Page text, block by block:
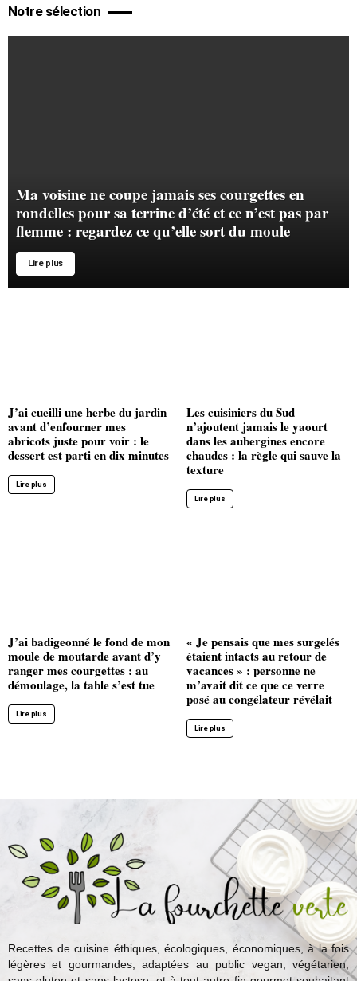
Notre sélection
Ma voisine ne coupe jamais ses courgettes en
rondelles pour sa terrine d’été et ce n’est pas par
flemme : regardez ce qu’elle sort du moule
Lire plus
J’ai cueilli une herbe du jardin
avant d’enfourner mes
abricots juste pour voir : le
dessert est parti en dix minutes
Lire plus
Les cuisiniers du Sud
n’ajoutent jamais le yaourt
dans les aubergines encore
chaudes : la règle qui sauve la
texture
Lire plus
J’ai badigeonné le fond de mon
moule de moutarde avant d’y
ranger mes courgettes : au
démoulage, la table s’est tue
Lire plus
« Je pensais que mes surgelés
étaient intacts au retour de
vacances » : personne ne
m’avait dit ce que ce verre
posé au congélateur révélait
Lire plus
Recettes de cuisine éthiques, écologiques, économiques, à la fois
légères et gourmandes, adaptées au public vegan, végétarien,